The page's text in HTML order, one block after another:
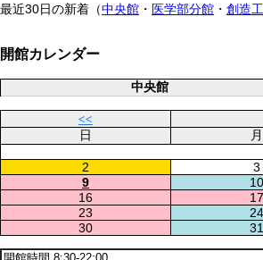
最近30日の新着（中央館 ・ 医学部分館 ・ 創造
開館カレンダー
中央館
<<
日 月
2
3
9
10
16
17
23
24
30
31